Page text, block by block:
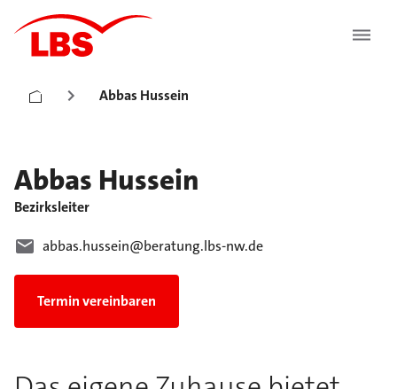
Abbas Hussein
Abbas Hussein
Bezirksleiter
abbas.hussein@beratung.lbs-nw.de
Termin vereinbaren